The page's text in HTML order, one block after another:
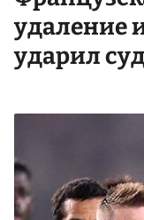
удаление
ударил